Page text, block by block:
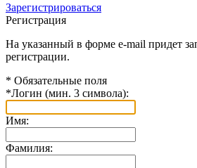
Зарегистрироваться
Регистрация
На указанный в форме e-mail придет
регистрации.
* Обязательные поля
*Логин (мин. 3 символа):
Имя:
Фамилия: